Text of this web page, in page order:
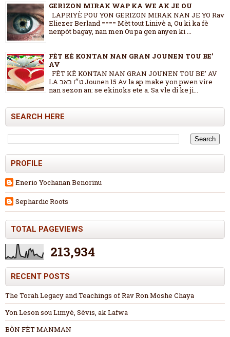
GERIZON MIRAK WAP KA WE AK JE OU
LAPRIYÈ POU YON GERIZON MIRAK NAN JE YO Rav
Eliezer Berland ==== Mèt tout Linivè a, Ou ki ka fè
nenpòt bagay, nan men Ou pa gen anyen ki ...
FÈT KÈ KONTAN NAN GRAN JOUNEN TOU BE’
AV
FÈT KÈ KONTAN NAN GRAN JOUNEN TOU BE’ AV
LA ט״ו באב Jounen 15 Av la ap make yon pwen vire
nan sezon an: se ekinoks ete a. Sa vle di ke ji...
SEARCH HERE
PROFILE
Enerio Yochanan Benorinu
Sephardic Roots
TOTAL PAGEVIEWS
213,934
RECENT POSTS
The Torah Legacy and Teachings of Rav Ron Moshe Chaya
Yon Leson sou Limyè, Sèvis, ak Lafwa
BÒN FÈT MANMAN